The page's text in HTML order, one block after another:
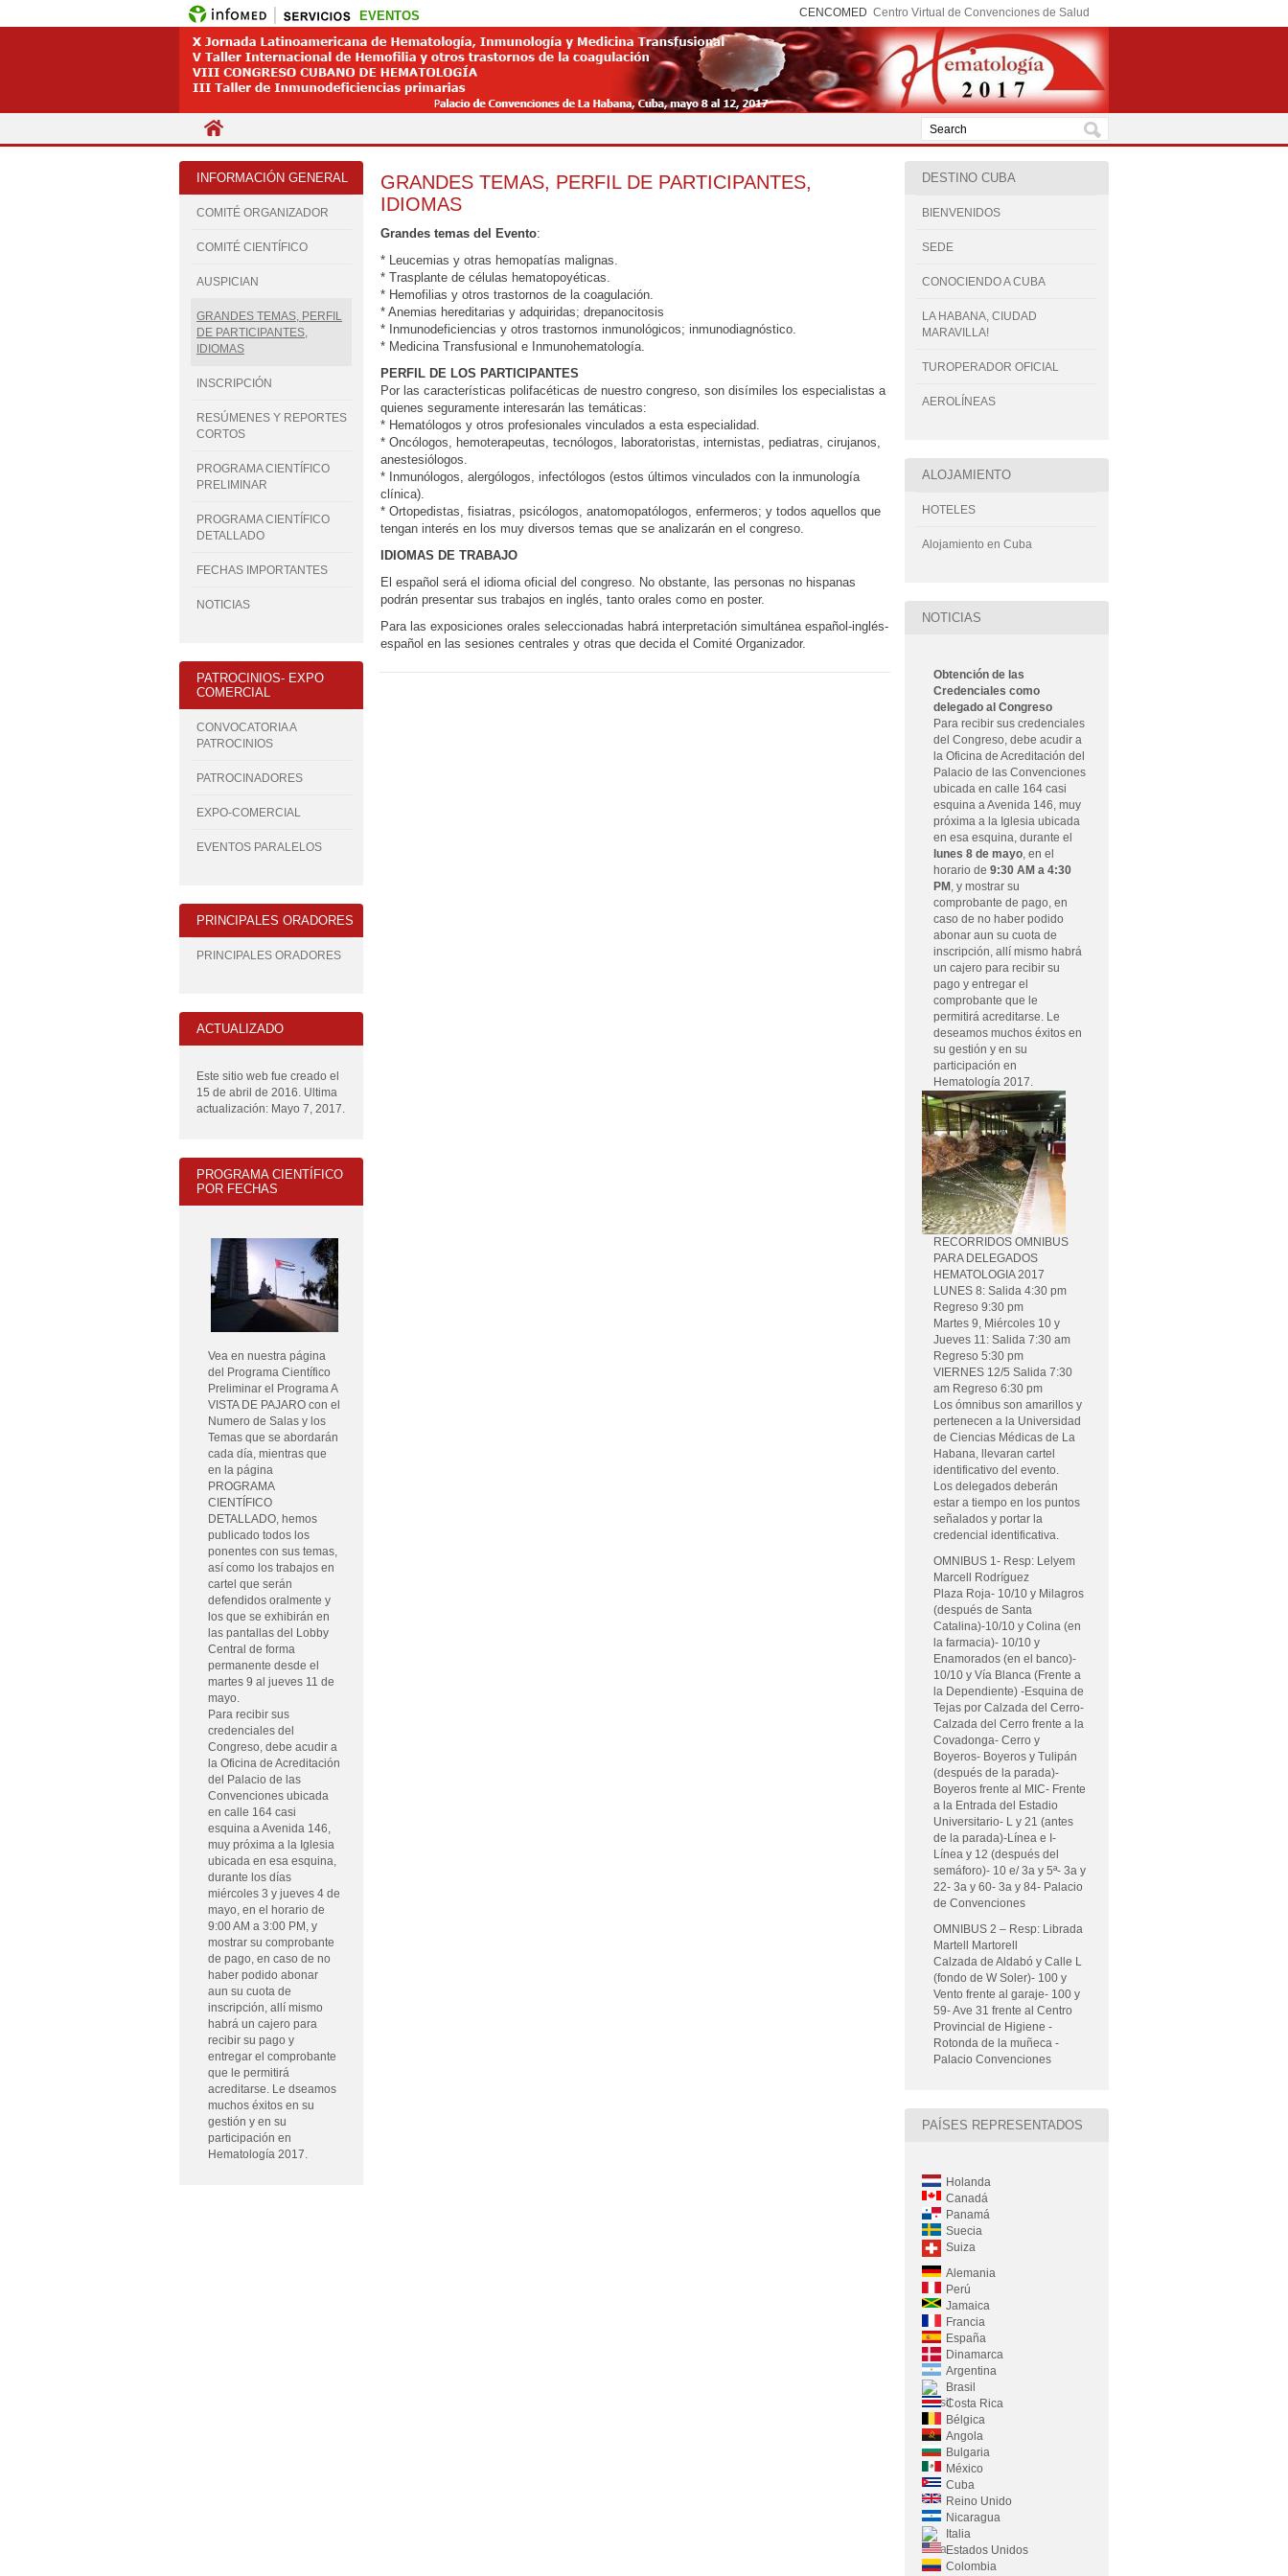
EVENTOS CENCOMED Centro Virtual de Convenciones de Salud
GRANDES TEMAS, PERFIL DE PARTICIPANTES,
IDIOMAS
Grandes temas del Evento:
* Leucemias y otras hemopatías malignas.
* Trasplante de células hematopoyéticas.
* Hemofilias y otros trastornos de la coagulación.
* Anemias hereditarias y adquiridas; drepanocitosis
* Inmunodeficiencias y otros trastornos inmunológicos; inmunodiagnóstico.
* Medicina Transfusional e Inmunohematología.
PERFIL DE LOS PARTICIPANTES
Por las características polifacéticas de nuestro congreso, son disímiles los especialistas a
quienes seguramente interesarán las temáticas:
* Hematólogos y otros profesionales vinculados a esta especialidad.
* Oncólogos, hemoterapeutas, tecnólogos, laboratoristas, internistas, pediatras, cirujanos,
anestesiólogos.
* Inmunólogos, alergólogos, infectólogos (estos últimos vinculados con la inmunología
clínica).
* Ortopedistas, fisiatras, psicólogos, anatomopatólogos, enfermeros; y todos aquellos que
tengan interés en los muy diversos temas que se analizarán en el congreso.
IDIOMAS DE TRABAJO
El español será el idioma oficial del congreso. No obstante, las personas no hispanas
podrán presentar sus trabajos en inglés, tanto orales como en poster.
Para las exposiciones orales seleccionadas habrá interpretación simultánea español-inglés-
español en las sesiones centrales y otras que decida el Comité Organizador.
INFORMACIÓN GENERAL
COMITÉ ORGANIZADOR
COMITÉ CIENTÍFICO
AUSPICIAN
GRANDES TEMAS, PERFIL
DE PARTICIPANTES,
IDIOMAS
INSCRIPCIÓN
RESÚMENES Y REPORTES
CORTOS
PROGRAMA CIENTÍFICO
PRELIMINAR
PROGRAMA CIENTÍFICO
DETALLADO
FECHAS IMPORTANTES
NOTICIAS
PATROCINIOS- EXPO
COMERCIAL
CONVOCATORIA A
PATROCINIOS
PATROCINADORES
EXPO-COMERCIAL
EVENTOS PARALELOS
PRINCIPALES ORADORES
PRINCIPALES ORADORES
ACTUALIZADO
Este sitio web fue creado el
15 de abril de 2016. Ultima
actualización: Mayo 7, 2017.
PROGRAMA CIENTÍFICO
POR FECHAS
Vea en nuestra página
del Programa Científico
Preliminar el Programa A
VISTA DE PAJARO con el
Numero de Salas y los
Temas que se abordarán
cada día, mientras que
en la página
PROGRAMA
CIENTÍFICO
DETALLADO, hemos
publicado todos los
ponentes con sus temas,
así como los trabajos en
cartel que serán
defendidos oralmente y
los que se exhibirán en
las pantallas del Lobby
Central de forma
permanente desde el
martes 9 al jueves 11 de
mayo.
Para recibir sus
credenciales del
Congreso, debe acudir a
la Oficina de Acreditación
del Palacio de las
Convenciones ubicada
en calle 164 casi
esquina a Avenida 146,
muy próxima a la Iglesia
ubicada en esa esquina,
durante los días
miércoles 3 y jueves 4 de
mayo, en el horario de
9:00 AM a 3:00 PM, y
mostrar su comprobante
de pago, en caso de no
haber podido abonar
aun su cuota de
inscripción, allí mismo
habrá un cajero para
recibir su pago y
entregar el comprobante
que le permitirá
acreditarse. Le dseamos
muchos éxitos en su
gestión y en su
participación en
Hematología 2017.
DESTINO CUBA
BIENVENIDOS
SEDE
CONOCIENDO A CUBA
LA HABANA, CIUDAD
MARAVILLA!
TUROPERADOR OFICIAL
AEROLÍNEAS
ALOJAMIENTO
HOTELES
Alojamiento en Cuba
NOTICIAS
Obtención de las
Credenciales como
delegado al Congreso
Para recibir sus credenciales
del Congreso, debe acudir a
la Oficina de Acreditación del
Palacio de las Convenciones
ubicada en calle 164 casi
esquina a Avenida 146, muy
próxima a la Iglesia ubicada
en esa esquina, durante el
lunes 8 de mayo, en el
horario de 9:30 AM a 4:30
PM , y mostrar su
comprobante de pago, en
caso de no haber podido
abonar aun su cuota de
inscripción, allí mismo habrá
un cajero para recibir su
pago y entregar el
comprobante que le
permitirá acreditarse. Le
deseamos muchos éxitos en
su gestión y en su
participación en
Hematología 2017.
RECORRIDOS OMNIBUS
PARA DELEGADOS
HEMATOLOGIA 2017
LUNES 8: Salida 4:30 pm
Regreso 9:30 pm
Martes 9, Miércoles 10 y
Jueves 11: Salida 7:30 am
Regreso 5:30 pm
VIERNES 12/5 Salida 7:30
am Regreso 6:30 pm
Los ómnibus son amarillos y
pertenecen a la Universidad
de Ciencias Médicas de La
Habana, llevaran cartel
identificativo del evento.
Los delegados deberán
estar a tiempo en los puntos
señalados y portar la
credencial identificativa.
OMNIBUS 1- Resp: Lelyem
Marcell Rodríguez
Plaza Roja- 10/10 y Milagros
(después de Santa
Catalina)-10/10 y Colina (en
la farmacia)- 10/10 y
Enamorados (en el banco)-
10/10 y Vía Blanca (Frente a
la Dependiente) -Esquina de
Tejas por Calzada del Cerro-
Calzada del Cerro frente a la
Covadonga- Cerro y
Boyeros- Boyeros y Tulipán
(después de la parada)-
Boyeros frente al MIC- Frente
a la Entrada del Estadio
Universitario- L y 21 (antes
de la parada)-Línea e I-
Línea y 12 (después del
semáforo)- 10 e/ 3a y 5ª- 3a y
22- 3a y 60- 3a y 84- Palacio
de Convenciones
OMNIBUS 2 – Resp: Librada
Martell Martorell
Calzada de Aldabó y Calle L
(fondo de W Soler)- 100 y
Vento frente al garaje- 100 y
59- Ave 31 frente al Centro
Provincial de Higiene -
Rotonda de la muñeca -
Palacio Convenciones
PAÍSES REPRESENTADOS
Holanda
Canadá
Panamá
Suecia
Suiza
Alemania
Perú
Jamaica
Francia
España
Dinamarca
Argentina
Brasil
Costa Rica
Bélgica
Angola
Bulgaria
México
Cuba
Reino Unido
Nicaragua
Italia
Estados Unidos
Colombia